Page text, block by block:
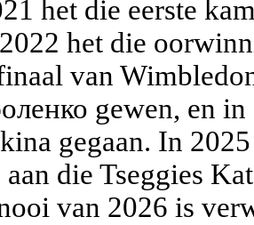
het die eerste
het die
van
gewen, en
gegaan. In
die Tseggies
van 2026 is